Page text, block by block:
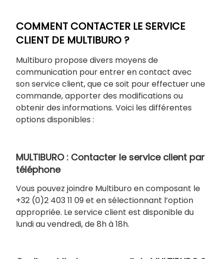
COMMENT CONTACTER LE SERVICE
CLIENT DE MULTIBURO ?
Multiburo propose divers moyens de
communication pour entrer en contact avec
son service client, que ce soit pour effectuer une
commande, apporter des modifications ou
obtenir des informations. Voici les différentes
options disponibles :
MULTIBURO : Contacter le service client par
téléphone
Vous pouvez joindre Multiburo en composant le
+32 (0)2 403 11 09 et en sélectionnant l’option
appropriée. Le service client est disponible du
lundi au vendredi, de 8h à 18h.